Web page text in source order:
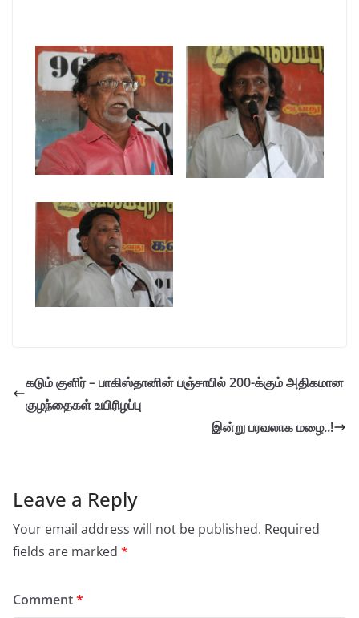
கடும் குளிர் – பாகிஸ்தானின் பஞ்சாபில் 200-க்கும் அதிகமான
குழந்தைகள் உயிரிழப்பு
இன்று பரவலாக மழை..!
Leave a Reply
Your email address will not be published. Required
fields are marked *
Comment*